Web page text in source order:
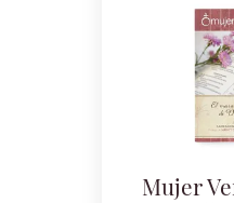
Mujer